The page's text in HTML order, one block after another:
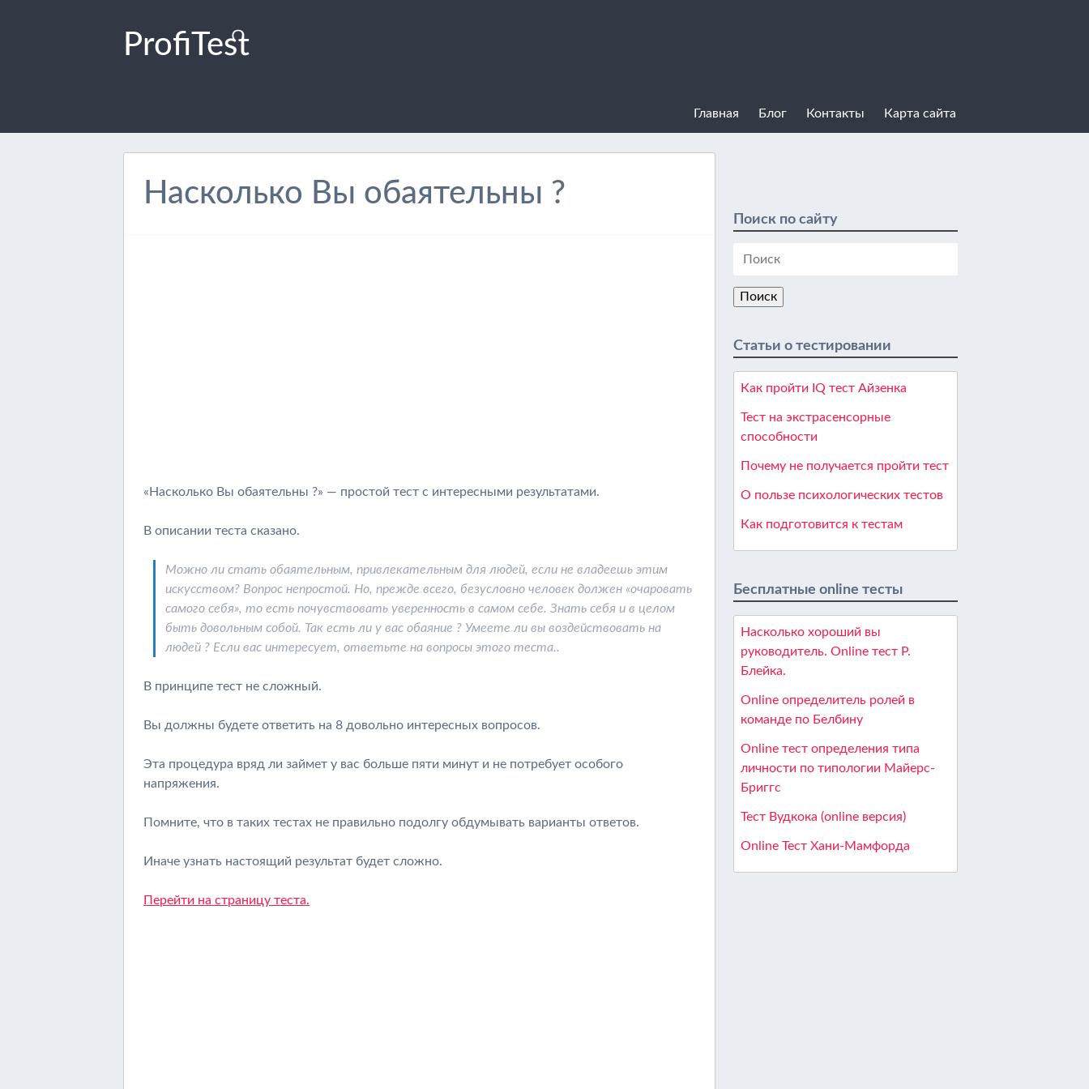
ProfiTest
Карта сайта
Контакты
Блог
Главная
Насколько Вы обаятельны ?
«Насколько Вы обаятельны ?» — простой тест с интересными результатами.
В описании теста сказано.
Можно ли стать обаятельным, привлекательным для людей, если не владеешь этим
искусством? Вопрос непростой. Но, прежде всего, безусловно человек должен «очаровать
самого себя», то есть почувствовать уверенность в самом себе. Знать себя и в целом
быть довольным собой. Так есть ли у вас обаяние ? Умеете ли вы воздействовать на
людей ? Если вас интересует, ответьте на вопросы этого теста..
В принципе тест не сложный.
Вы должны будете ответить на 8 довольно интересных вопросов.
Эта процедура вряд ли займет у вас больше пяти минут и не потребует особого
напряжения.
Помните, что в таких тестах не правильно подолгу обдумывать варианты ответов.
Иначе узнать настоящий результат будет сложно.
Перейти на страницу теста.
Поиск по сайту
Статьи о тестировании
Как пройти IQ тест Айзенка
Тест на экстрасенсорные
способности
Почему не получается пройти тест
О пользе психологических тестов
Как подготовится к тестам
Бесплатные online тесты
Насколько хороший вы
руководитель. Online тест Р.
Блейка.
Online определитель ролей в
команде по Белбину
Online тест определения типа
личности по типологии Майерс-
Бриггс
Тест Вудкока (online версия)
Online Тест Хани-Мамфорда